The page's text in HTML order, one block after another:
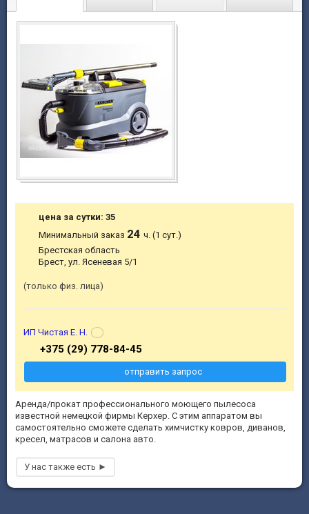
Аренда/прокат профессионального моющего пылесоса
известной немецкой фирмы Керхер. С этим аппаратом вы
самостоятельно сможете сделать химчистку ковров, диванов,
кресел, матрасов и салона авто.
цена за сутки: 35
Минимальный заказ 24ч. (1 сут.)
Брестская область
Брест, ул. Ясеневая 5/1
только физ. лица
ИП Чистая Е. Н.
+375 (29) 778-84-45
отправить запрос